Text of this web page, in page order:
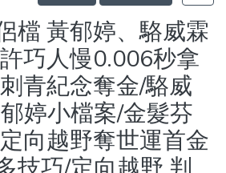
檔 黃郁婷、駱威霖
巧人慢0.006秒拿
青紀念奪金/駱威
婷小檔案/金髮芬
向越野奪世運首金